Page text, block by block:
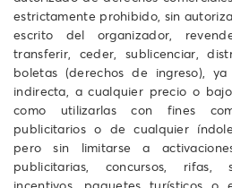
estrictamente prohibido, sin
escrito del organizador,
transferir, ceder, sublicenciar,
boletas (derechos de ingreso),
indirecta, a cualquier precio o
como utilizarlas con fines
publicitarios o de cualquier
pero sin limitarse a
publicitarias, concursos, rifas,
incentivos, paquetes turísticos o